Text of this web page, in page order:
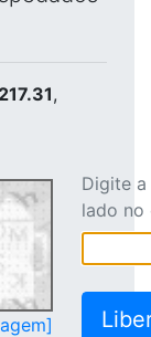
,
Digite
lado no